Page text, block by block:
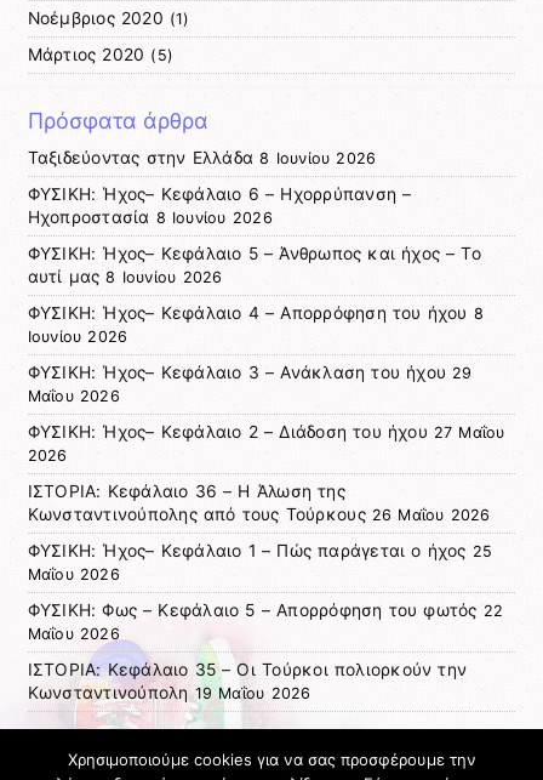
Νοέμβριος 2020 (1)
Μάρτιος 2020 (5)
Πρόσφατα άρθρα
Ταξιδεύοντας στην Ελλάδα 8 Ιουνίου 2026
ΦΥΣΙΚΗ: Ήχος– Κεφάλαιο 6 – Ηχορρύπανση –
Ηχοπροστασία 8 Ιουνίου 2026
ΦΥΣΙΚΗ: Ήχος– Κεφάλαιο 5 – Άνθρωπος και ήχος – Το
αυτί μας 8 Ιουνίου 2026
ΦΥΣΙΚΗ: Ήχος– Κεφάλαιο 4 – Απορρόφηση του ήχου 8
Ιουνίου 2026
ΦΥΣΙΚΗ: Ήχος– Κεφάλαιο 3 – Ανάκλαση του ήχου 29
Μαΐου 2026
ΦΥΣΙΚΗ: Ήχος– Κεφάλαιο 2 – Διάδοση του ήχου 27 Μαΐου
2026
ΙΣΤΟΡΙΑ: Κεφάλαιο 36 – Η Άλωση της
Κωνσταντινούπολης από τους Τούρκους 26 Μαΐου 2026
ΦΥΣΙΚΗ: Ήχος– Κεφάλαιο 1 – Πώς παράγεται ο ήχος 25
Μαΐου 2026
ΦΥΣΙΚΗ: Φως – Κεφάλαιο 5 – Απορρόφηση του φωτός 22
Μαΐου 2026
ΙΣΤΟΡΙΑ: Κεφάλαιο 35 – Οι Τούρκοι πολιορκούν την
Κωνσταντινούπολη 19 Μαΐου 2026
Πρόσφατα σχόλια
Χρησιμοποιούμε cookies για να σας προσφέρουμε την